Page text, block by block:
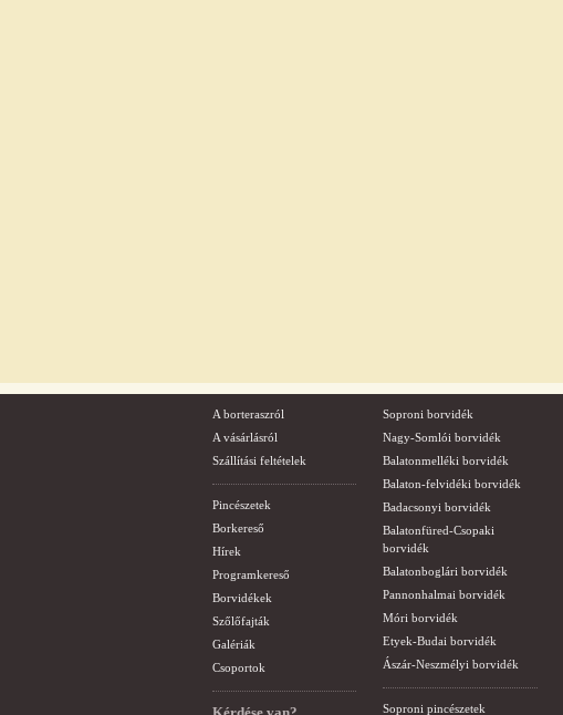
A borteraszról
A vásárlásról
Szállítási feltételek
Pincészetek
Borkereső
Hírek
Programkereső
Borvidékek
Szőlőfajták
Galériák
Csoportok
Soproni borvidék
Nagy-Somlói borvidék
Balatonmelléki borvidék
Balaton-felvidéki borvidék
Badacsonyi borvidék
Balatonfüred-Csopaki
borvidék
Balatonboglári borvidék
Pannonhalmai borvidék
Móri borvidék
Etyek-Budai borvidék
Ászár-Neszmélyi borvidék
Soproni pincészetek